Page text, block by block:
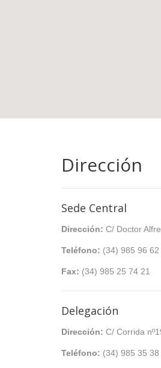
Dirección
Sede Central
Dirección: C/ Doctor
Teléfono: (34) 985 96 62
Fax: (34) 985 25 74 21
Delegación
Dirección: C/ Corrida
Teléfono: (34) 985 35 38